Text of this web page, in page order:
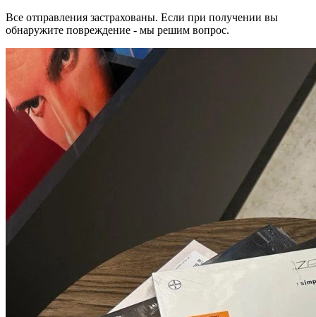
Все отправления застрахованы. Если при получении вы
обнаружите повреждение - мы решим вопрос.